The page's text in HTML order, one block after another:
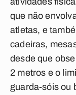
que não
atletas, e
cadeiras,
desde que
2 metros e o
guarda-sóis ou